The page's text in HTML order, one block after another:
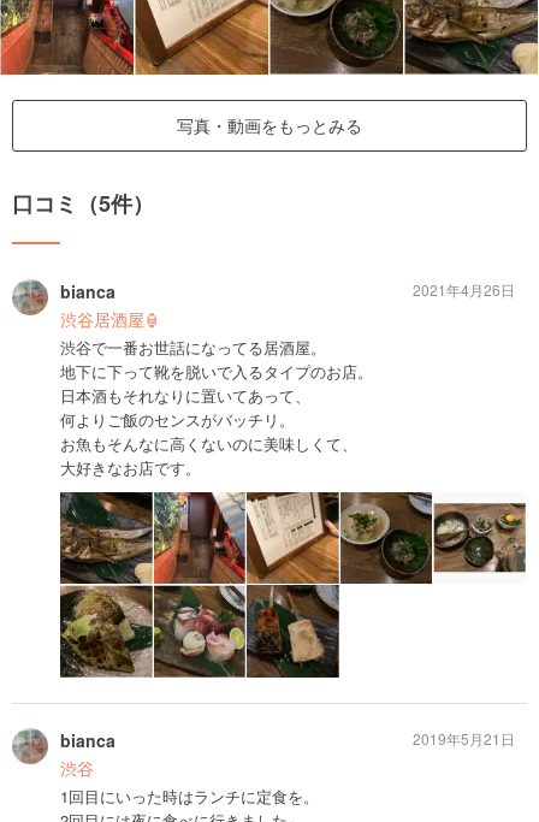
写真・動画をもっとみる
口コミ（5件）
bianca
渋谷居酒屋🏮
渋谷で一番お世話になってる居酒屋。
地下に下って靴を脱いで入るタイプのお店。
日本酒もそれなりに置いてあって、
何よりご飯のセンスがバッチリ。
お魚もそんなに高くないのに美味しくて、
大好きなお店です。
2021年4月26日
bianca
渋谷
1回目にいった時はランチに定食を。
2019年5月21日